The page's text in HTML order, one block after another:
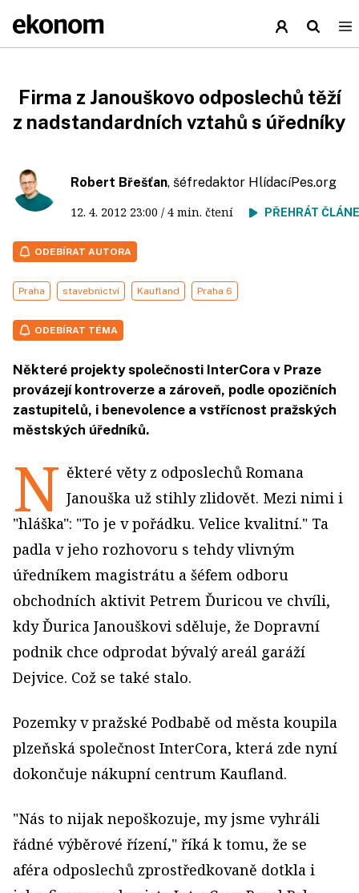
Firma z Janouškovo odposlechů těží
z nadstandardních vztahů s úředníky
Robert Břešťan, šéfredaktor HlídacíPes.org
12. 4. 2012 23:00 / 4 min. čtení PŘEHRÁT
ODEBÍRAT AUTORA
Praha stavebnictví Kaufland Praha 6
ODEBÍRAT TÉMA
Některé projekty společnosti InterCora v Praze
provázejí kontroverze a zároveň, podle opozičních
zastupitelů, i benevolence a vstřícnost pražských
městských úředníků.
N ěkteré věty z odposlechů Romana
Janouška už stihly zlidovět. Mezi nimi i
"hláška": "To je v pořádku. Velice kvalitní." Ta
padla v jeho rozhovoru s tehdy vlivným
úředníkem magistrátu a šéfem odboru
obchodních aktivit Petrem Ďuricou ve chvíli,
kdy Ďurica Janouškovi sděluje, že Dopravní
podnik chce odprodat bývalý areál garáží
Dejvice. Což se také stalo.
Pozemky v pražské Podbabě od města koupila
plzeňská společnost InterCora, která zde nyní
dokončuje nákupní centrum Kaufland.
"Nás to nijak nepoškozuje, my jsme vyhráli
řádné výběrové řízení," říká k tomu, že se
aféra odposlechů zprostředkovaně dotkla i